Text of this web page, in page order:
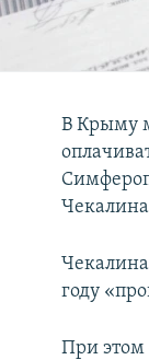
В Крыму
году
При этом